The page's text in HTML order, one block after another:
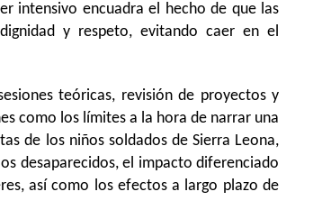
intensivo encuadra el hecho de que las
y respeto, evitando caer en el
teóricas, revisión de proyectos y
como los límites a la hora de narrar una
de los niños soldados de Sierra Leona,
desaparecidos, el impacto diferenciado
así como los efectos a largo plazo de